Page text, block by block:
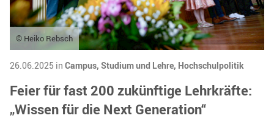
© Heiko Rebsch
26.06.2025 in Campus, Studium und Lehre, Hochschulpolitik
Feier für fast 200 zukünftige Lehrkräfte:
„Wissen für die Next Generation“